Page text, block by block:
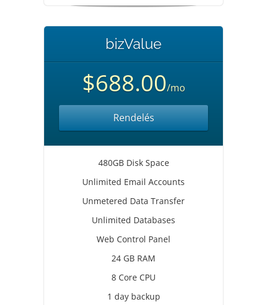
bizValue
$688.00/mo
Rendelés
480GB Disk Space
Unlimited Email Accounts
Unmetered Data Transfer
Unlimited Databases
Web Control Panel
24 GB RAM
8 Core CPU
1 day backup